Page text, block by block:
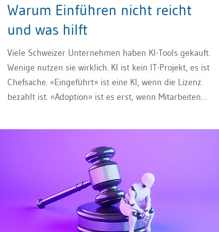
Warum Einführen nicht reicht
und was hilft
Viele Schweizer Unternehmen haben KI-Tools gekauft.
Wenige nutzen sie wirklich. KI ist kein IT-Projekt, es ist
Chefsache. «Eingeführt» ist eine KI, wenn die Lizenz
bezahlt ist. «Adoption» ist es erst, wenn Mitarbeitende